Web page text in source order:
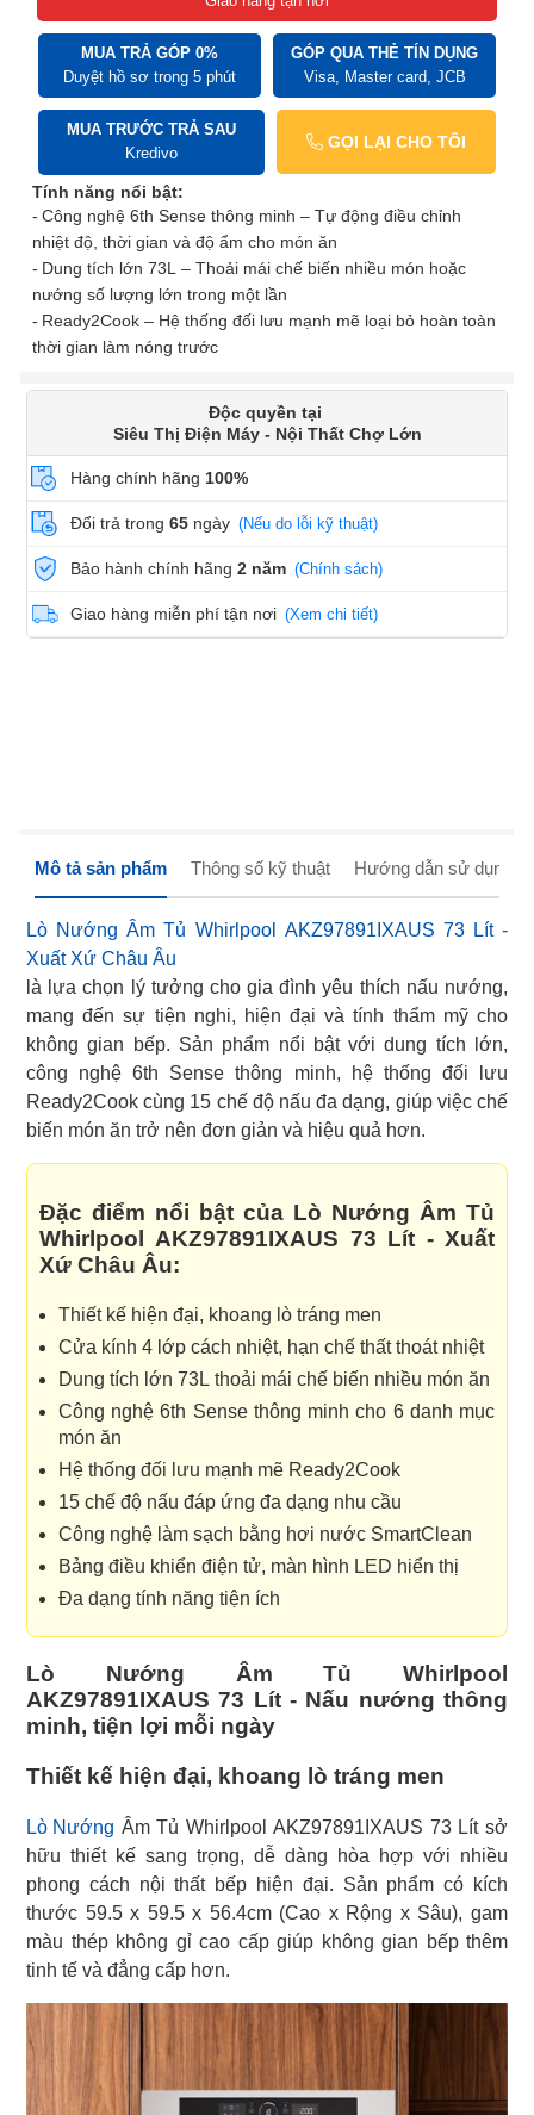
MUA TRẢ GÓP 0%
Duyệt hồ sơ trong 5 phút
GÓP QUA THẺ TÍN DỤNG
Visa, Master card, JCB
MUA TRƯỚC TRẢ SAU
Kredivo
GỌI LẠI CHO TÔI
Tính năng nổi bật:
Công nghệ 6th Sense thông minh – Tự động điều chỉnh
nhiệt độ, thời gian và độ ẩm cho món ăn
Dung tích lớn 73L – Thoải mái chế biến nhiều món hoặc
nướng số lượng lớn trong một lần
Ready2Cook – Hệ thống đối lưu mạnh mẽ loại bỏ hoàn toàn
thời gian làm nóng trước
Độc quyền tại
Siêu Thị Điện Máy - Nội Thất Chợ Lớn
Hàng chính hãng 100%
Đổi trả trong 65 ngày (Nếu do lỗi kỹ thuật)
Bảo hành chính hãng 2 năm (Chính sách)
Giao hàng miễn phí tận nơi (Xem chi tiết)
Mô tả sản phẩm Thông số kỹ thuật Hướng dẫn sử dụng
Lò Nướng Âm Tủ Whirlpool AKZ97891IXAUS 73 Lít -
Xuất Xứ Châu Âu
là lựa chọn lý tưởng cho gia đình yêu thích nấu nướng,
mang đến sự tiện nghi, hiện đại và tính thẩm mỹ cho
không gian bếp. Sản phẩm nổi bật với dung tích lớn,
công nghệ 6th Sense thông minh, hệ thống đối lưu
Ready2Cook cùng 15 chế độ nấu đa dạng, giúp việc chế
biến món ăn trở nên đơn giản và hiệu quả hơn.
Đặc điểm nổi bật của Lò Nướng Âm Tủ
Whirlpool AKZ97891IXAUS 73 Lít - Xuất
Xứ Châu Âu:
Thiết kế hiện đại, khoang lò tráng men
Cửa kính 4 lớp cách nhiệt, hạn chế thất thoát nhiệt
Dung tích lớn 73L thoải mái chế biến nhiều món ăn
Công nghệ 6th Sense thông minh cho 6 danh mục
món ăn
Hệ thống đối lưu mạnh mẽ Ready2Cook
15 chế độ nấu đáp ứng đa dạng nhu cầu
Công nghệ làm sạch bằng hơi nước SmartClean
Bảng điều khiển điện tử, màn hình LED hiển thị
Đa dạng tính năng tiện ích
Lò Nướng Âm Tủ Whirlpool
AKZ97891IXAUS 73 Lít - Nấu nướng thông
minh, tiện lợi mỗi ngày
Thiết kế hiện đại, khoang lò tráng men
Lò Nướng Âm Tủ Whirlpool AKZ97891IXAUS 73 Lít sở
hữu thiết kế sang trọng, dễ dàng hòa hợp với nhiều
phong cách nội thất bếp hiện đại. Sản phẩm có kích
thước 59.5 x 59.5 x 56.4cm (Cao x Rộng x Sâu), gam
màu thép không gỉ cao cấp giúp không gian bếp thêm
tinh tế và đẳng cấp hơn.